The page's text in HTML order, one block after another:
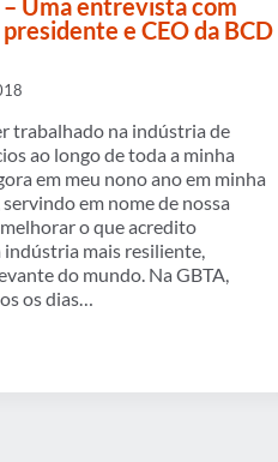
e CEO da BCD
trabalhado na indústria de
ao longo de toda a minha
em meu nono ano em minha
em nome de nossa
o que acredito
indústria mais resiliente,
do mundo. Na GBTA,
os dias…